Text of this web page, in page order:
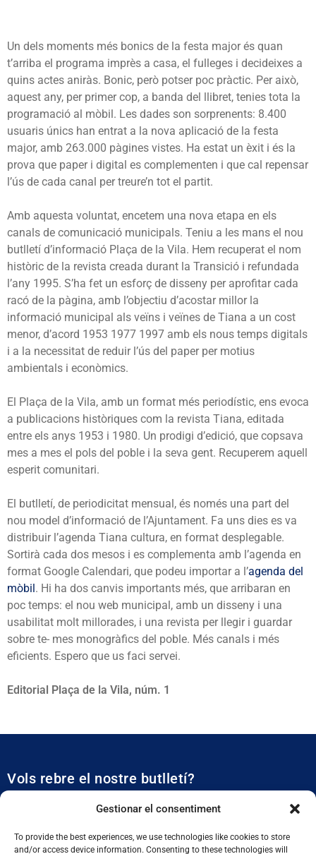
Gestionar el consentiment
To provide the best experiences, we use technologies like cookies to store
and/or access device information. Consenting to these technologies will
Un dels moments més bonics de la festa major és quan
t’arriba el programa imprès a casa, el fulleges i decideixes a
quins actes aniràs. Bonic, però potser poc pràctic. Per això,
aquest any, per primer cop, a banda del llibret, tenies tota la
programació al mòbil. Les dades son sorprenents: 8.400
usuaris únics han entrat a la nova aplicació de la festa
major, amb 263.000 pàgines vistes. Ha estat un èxit i és la
prova que paper i digital es complementen i que cal repensar
l’ús de cada canal per treure’n tot el partit.
Amb aquesta voluntat, encetem una nova etapa en els
canals de comunicació municipals. Teniu a les mans el nou
butlletí d’informació Plaça de la Vila. Hem recuperat el nom
històric de la revista creada durant la Transició i refundada
l’any 1995. S’ha fet un esforç de disseny per aprofitar cada
racó de la pàgina, amb l’objectiu d’acostar millor la
informació municipal als veïns i veïnes de Tiana a un cost
menor, d’acord 1953 1977 1997 amb els nous temps digitals
i a la necessitat de reduir l’ús del paper per motius
ambientals i econòmics.
El Plaça de la Vila, amb un format més periodístic, ens evoca
a publicacions històriques com la revista Tiana, editada
entre els anys 1953 i 1980. Un prodigi d’edició, que copsava
mes a mes el pols del poble i la seva gent. Recuperem aquell
esperit comunitari.
El butlletí, de periodicitat mensual, és només una part del
nou model d’informació de l’Ajuntament. Fa uns dies es va
distribuir l’agenda Tiana cultura, en format desplegable.
Sortirà cada dos mesos i es complementa amb l’agenda en
format Google Calendari, que podeu importar a l’agenda del
mòbil. Hi ha dos canvis importants més, que arribaran en
poc temps: el nou web municipal, amb un disseny i una
usabilitat molt millorades, i una revista per llegir i guardar
sobre te- mes monogràfics del poble. Més canals i més
eficients. Espero que us faci servei.
Editorial Plaça de la Vila, núm. 1
Vols rebre el nostre butlletí?